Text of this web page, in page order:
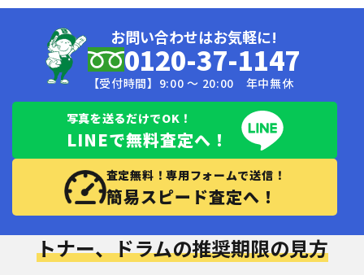
お問い合わせはお気軽に!
0120-37-1147
【受付時間】9:00 〜 20:00 年中無休
写真を送るだけでOK！
LINEで無料査定へ！
査定無料！専用フォームで送信！
簡易スピード査定へ！
トナー、ドラムの推奨期限の見方